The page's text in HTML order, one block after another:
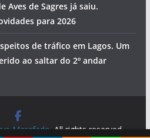
Aves de Sagres já saiu.
para 2026
de tráfico em Lagos. Um
ao saltar do 2º andar
Marafado . All rights reserved.